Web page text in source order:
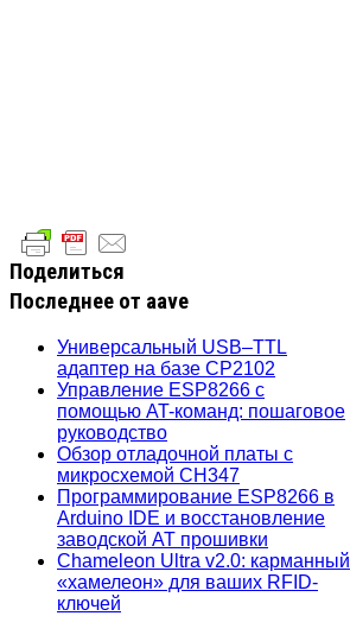
Поделиться
Последнее от aave
Универсальный USB–TTL
адаптер на базе CP2102
Управление ESP8266 с
помощью AT-команд: пошаговое
руководство
Обзор отладочной платы с
микросхемой CH347
Программирование ESP8266 в
Arduino IDE и восстановление
заводской AT прошивки
Chameleon Ultra v2.0: карманный
«хамелеон» для ваших RFID-
ключей